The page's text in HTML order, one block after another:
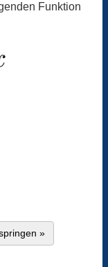
Funktion
»